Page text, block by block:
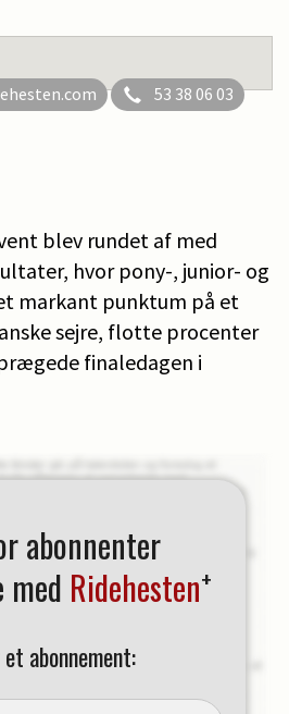
53 38 06 03
blev rundet af med
hvor pony-, junior- og
markant punktum på et
sejre, flotte procenter
finaledagen i
abonnenter
Ridehesten+
abonnement: